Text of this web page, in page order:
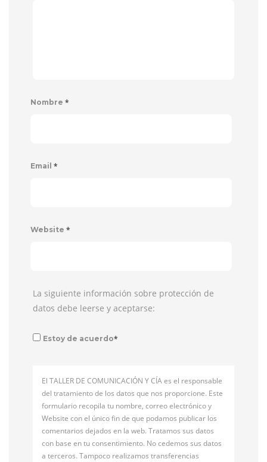
Nombre *
Email *
Website *
La siguiente información sobre protección de
datos debe leerse y aceptarse:
Estoy de acuerdo*
El TALLER DE COMUNICACIÓN Y CÍA es el responsable
del tratamiento de los datos que nos proporcione. Este
formulario recopila tu nombre, correo electrónico y
Website con el único fin de que podamos publicar los
comentarios dejados en la web. Tratamos sus datos
con base en tu consentimiento. No cedemos sus datos
a terceros. Tampoco realizamos transferencias